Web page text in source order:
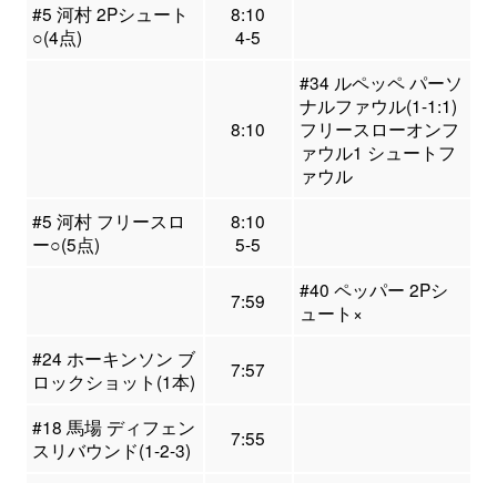
#5 河村 2Pシュート
○(4点)
8:10
4-5
8:10
#34 ルペッペ パーソ
ナルファウル(1-1:1)
フリースローオンフ
ァウル1 シュートフ
ァウル
#5 河村 フリースロ
ー○(5点)
8:10
5-5
7:59
#40 ペッパー 2Pシ
ュート×
#24 ホーキンソン ブ
ロックショット(1本)
7:57
#18 馬場 ディフェン
スリバウンド(1-2-3)
7:55